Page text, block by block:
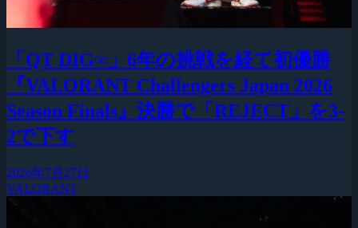
「QT DIG∞」6年の挑戦を経て初優勝
『VALORANT Challengers Japan 2026
Season Finals』決勝で「REJECT」を3-
2で下す
2026年7月27日
VALORANT